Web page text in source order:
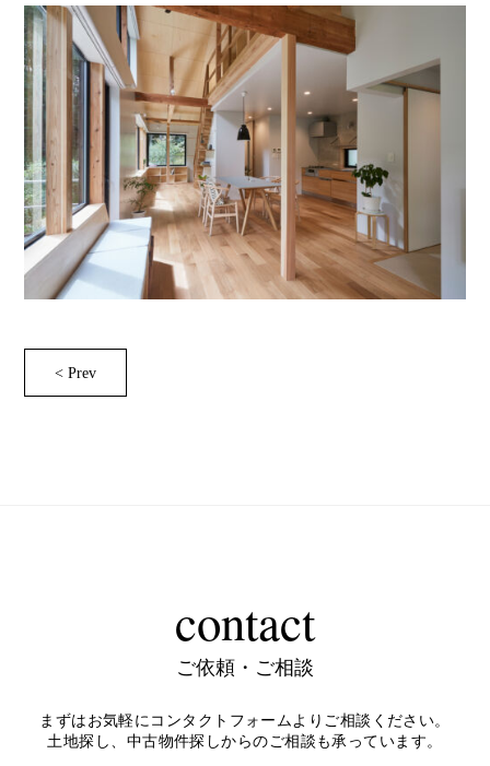
< Prev
contact
ご依頼・ご相談
まずはお気軽にコンタクトフォームよりご相談ください。
土地探し、中古物件探しからのご相談も承っています。